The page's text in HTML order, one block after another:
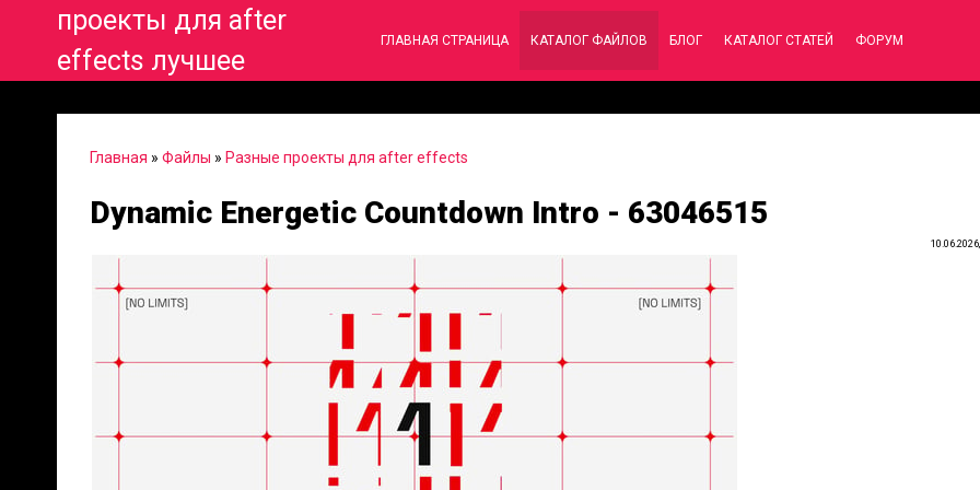
проекты для after
effects лучшее
ГЛАВНАЯ СТРАНИЦА КАТАЛОГ ФАЙЛОВ БЛОГ КАТАЛОГ СТАТЕЙ ФОРУМ
Главная » Файлы » Разные проекты для after effects
Dynamic Energetic Countdown Intro - 63046515